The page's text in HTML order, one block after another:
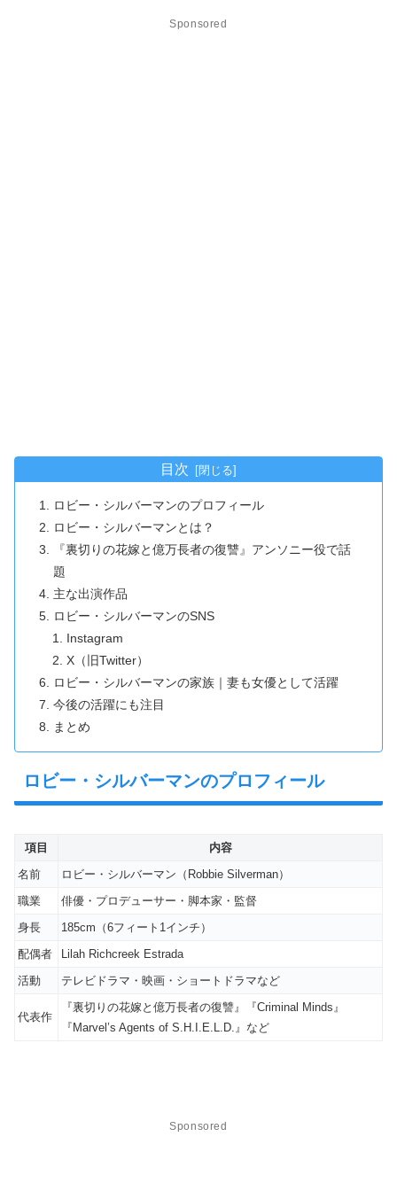
目次
ロビー・シルバーマンのプロフィール
ロビー・シルバーマンとは？
『裏切りの花嫁と億万長者の復讐』アンソニー役で話
題
主な出演作品
ロビー・シルバーマンのSNS
Instagram
X（旧Twitter）
ロビー・シルバーマンの家族｜妻も女優として活躍
今後の活躍にも注目
まとめ
ロビー・シルバーマンのプロフィール
項目
内容
名前
ロビー・シルバーマン（Robbie Silverman）
職業
俳優・プロデューサー・脚本家・監督
身長
185cm（6フィート1インチ）
配偶者
Lilah Richcreek Estrada
活動
テレビドラマ・映画・ショートドラマなど
代表作
『裏切りの花嫁と億万長者の復讐』『Criminal Minds』
『Marvel’s Agents of S.H.I.E.L.D.』など